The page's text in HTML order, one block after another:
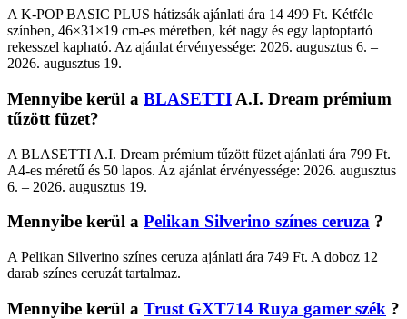
A K-POP BASIC PLUS hátizsák ajánlati ára 14 499 Ft. Kétféle
színben, 46×31×19 cm-es méretben, két nagy és egy laptoptartó
rekesszel kapható. Az ajánlat érvényessége: 2026. augusztus 6. –
2026. augusztus 19.
Mennyibe kerül a BLASETTI A.I. Dream prémium
tűzött füzet?
A BLASETTI A.I. Dream prémium tűzött füzet ajánlati ára 799 Ft.
A4-es méretű és 50 lapos. Az ajánlat érvényessége: 2026. augusztus
6. – 2026. augusztus 19.
Mennyibe kerül a Pelikan Silverino színes ceruza ?
A Pelikan Silverino színes ceruza ajánlati ára 749 Ft. A doboz 12
darab színes ceruzát tartalmaz.
Mennyibe kerül a Trust GXT714 Ruya gamer szék ?